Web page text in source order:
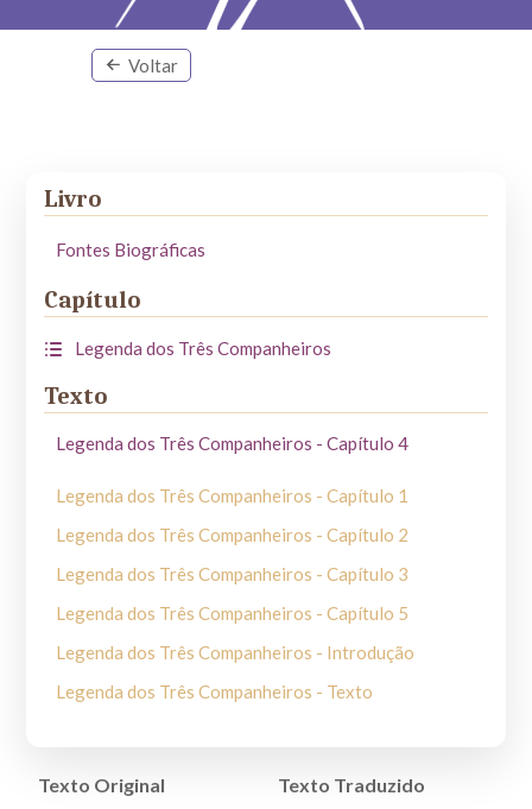
Voltar
Livro
Fontes Biográficas
Capítulo
Legenda dos Três Companheiros
Texto
Legenda dos Três Companheiros - Capítulo 4
Legenda dos Três Companheiros - Capítulo 1
Legenda dos Três Companheiros - Capítulo 2
Legenda dos Três Companheiros - Capítulo 3
Legenda dos Três Companheiros - Capítulo 5
Legenda dos Três Companheiros - Introdução
Legenda dos Três Companheiros - Texto
Texto Original Texto Traduzido